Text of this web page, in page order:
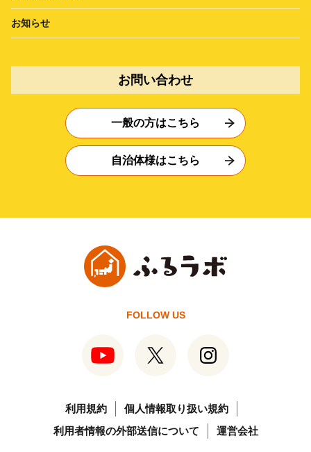
お知らせ
お問い合わせ
一般の方はこちら
自治体様はこちら
FOLLOW US
利用規約
個人情報取り扱い規約
利用者情報の外部送信について
運営会社